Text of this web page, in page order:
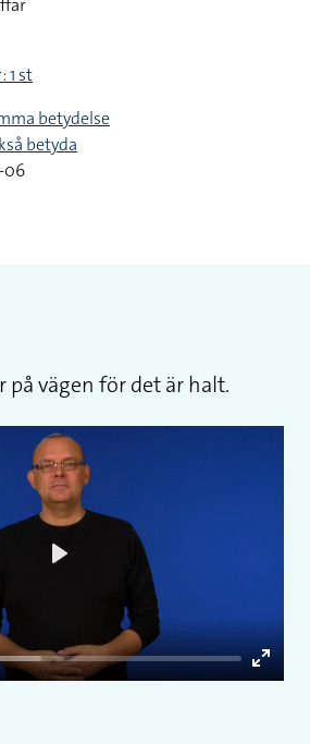
1 st
betydelse
betyda
06
på vägen för det är halt.
Enter